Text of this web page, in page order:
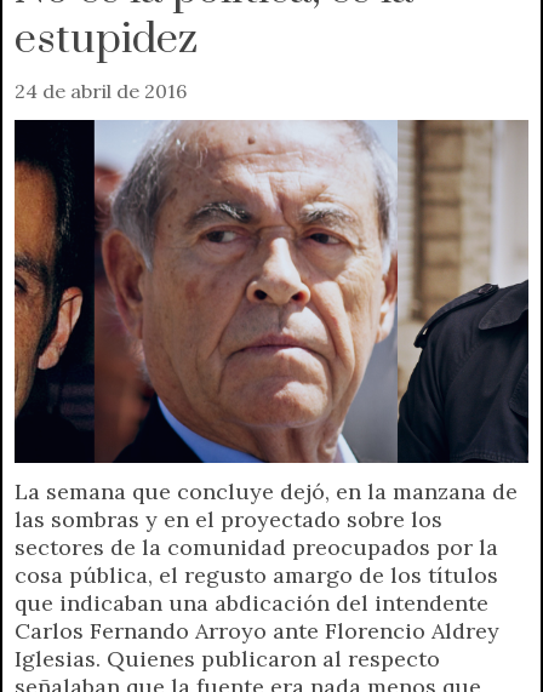
estupidez
24 de abril de 2016
La semana que concluye dejó, en la manzana de
las sombras y en el proyectado sobre los
sectores de la comunidad preocupados por la
cosa pública, el regusto amargo de los títulos
que indicaban una abdicación del intendente
Carlos Fernando Arroyo ante Florencio Aldrey
Iglesias. Quienes publicaron al respecto